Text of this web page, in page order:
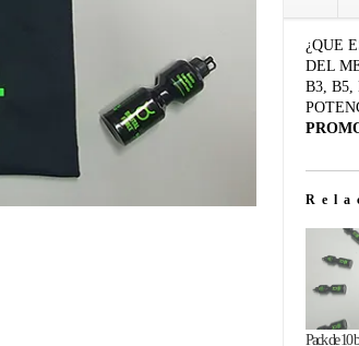
camiseta
cantidad
¿QUE
DEL
B3, B5,
Pack de 10